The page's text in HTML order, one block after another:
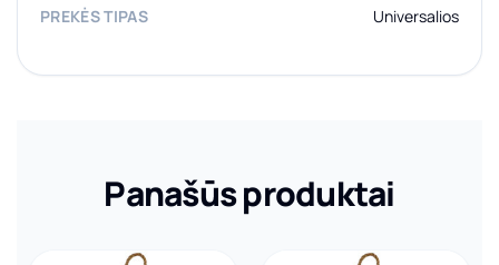
PREKĖS TIPAS Universalios
Panašūs produktai